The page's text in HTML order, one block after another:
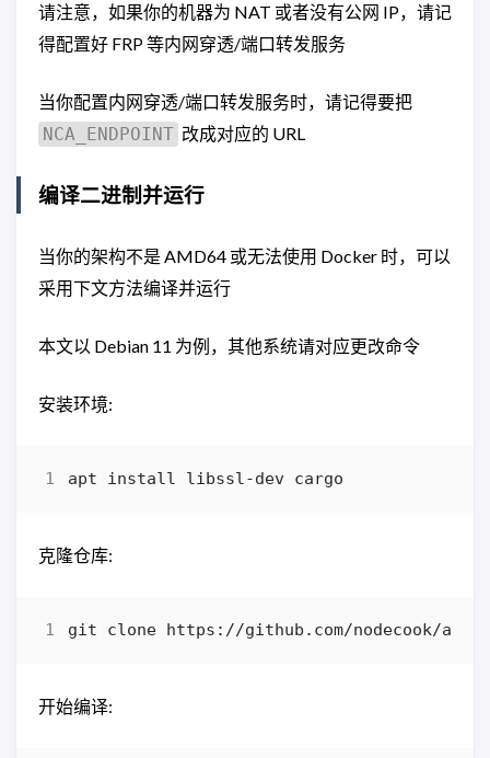
请注意，如果你的机器为 NAT 或者没有公网 IP，请记
得配置好 FRP 等内网穿透/端口转发服务
当你配置内网穿透/端口转发服务时，请记得要把
NCA_ENDPOINT 改成对应的 URL
编译二进制并运行
当你的架构不是 AMD64 或无法使用 Docker 时，可以
采用下文方法编译并运行
本文以 Debian 11 为例，其他系统请对应更改命令
安装环境:
克隆仓库:
git clone https://github.com/nodecook/
开始编译: